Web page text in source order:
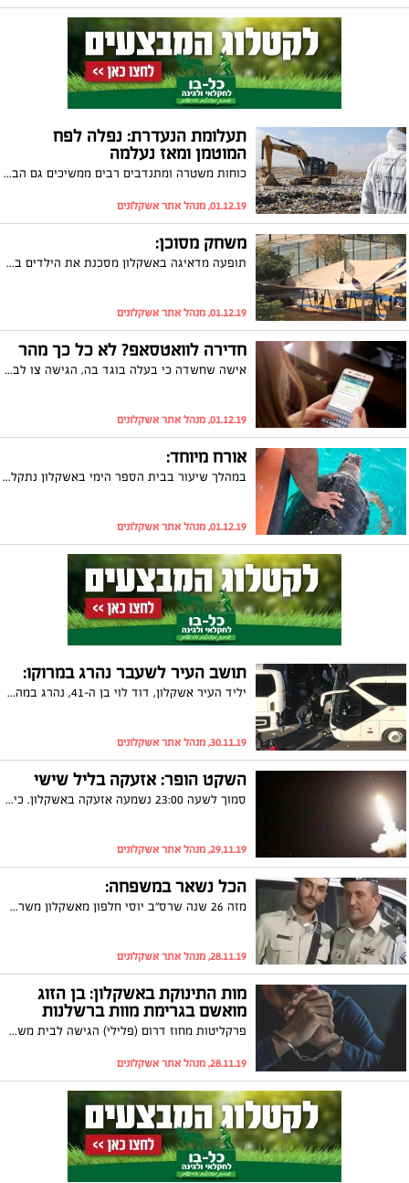
תעלומת הנעדרת: נפלה לפח
המוטמן ומאז נעלמה
כוחות משטרה ומתנדבים רבים ממשיכים גם הבוקר (ראשון) בסריקות אחר הנעדרת תושבת אשקלון. מיום שישי מתמקדים החיפושים באתר הפסולת ״גני הדס״ בדרום במקביל למקומות נוספים בעיר אשקלון והסביבה
01.12.19, מנהל אתר אשקלונים
משחק מסוכן:
תופעה מדאיגה באשקלון מסכנת את הילדים בגני המשחקים: קפיצה על הצליות המותקנות ושימוש בהן כמעין טרמפולינות. התושבים מודאגים: "תופעה מסוכנת ומטרידה". צפו בתיעוד
01.12.19, מנהל אתר אשקלונים
חדירה לוואטסאפ? לא כל כך מהר
אישה שחשדה כי בעלה בוגד בה, הגישה צו לבית הדין הרבני כדי שיאשר חיפוש בטלפון של הבעל כדי להוכיח את דבר הבגידה. באמצעות עו"ד טלי ורד-קינן הבקשה נדחתה
01.12.19, מנהל אתר אשקלונים
אורח מיוחד:
במהלך שיעור בבית הספר הימי באשקלון נתקלו התלמידים בצב ים גדול במיוחד , " התלמידים התרגשו במיוחד מהמפגש", סיפר המורה יונתן נילי
01.12.19, מנהל אתר אשקלונים
תושב העיר לשעבר נהרג במרוקו:
יליד העיר אשקלון, דוד לוי בן ה-41, נהרג במהלך השבת במרוקו. זאת לאחר שאוטובוס פגע בו. משרד החוץ פועל להביא את גופתו לארץ
30.11.19, מנהל אתר אשקלונים
השקט הופר: אזעקה בליל שישי
סמוך לשעה 23:00 נשמעה אזעקה באשקלון. כיפת ברזל הופעלה ונשמעו הדי פיצוצים, אך לא היה ירי רקטי לעבר אשקלון. כמו כן, לא הייתה נפילה בעיר
29.11.19, מנהל אתר אשקלונים
הכל נשאר במשפחה:
מזה 26 שנה שרס"ב יוסי חלפון מאשקלון משרת במג"ב ורואה טירונים מסיימים בהצלחה את הטירונות. אבל הפעם, גם הרס"ר הוותיק התרגש יותר מתמיד כשהיה זה בנו דוד שקיבל את סיכת הלוחם הנחשקת של מג"ב. השניים סיפרו ל"אשקלונים" על התחושות ועל הגאווה
28.11.19, מנהל אתר אשקלונים
מות התינוקת באשקלון: בן הזוג
מואשם בגרימת מוות ברשלנות
פרקליטות מחוז דרום (פלילי) הגישה לבית משפט השלום באשקלון כתב אישום נגד זיאד אעביד, תושב השטחים, בגין גרם מוות ברשלנות וכניסה לישראל שלא כחוק. זאת בניגוד לחשד כי היה מדובר ברצח
28.11.19, מנהל אתר אשקלונים